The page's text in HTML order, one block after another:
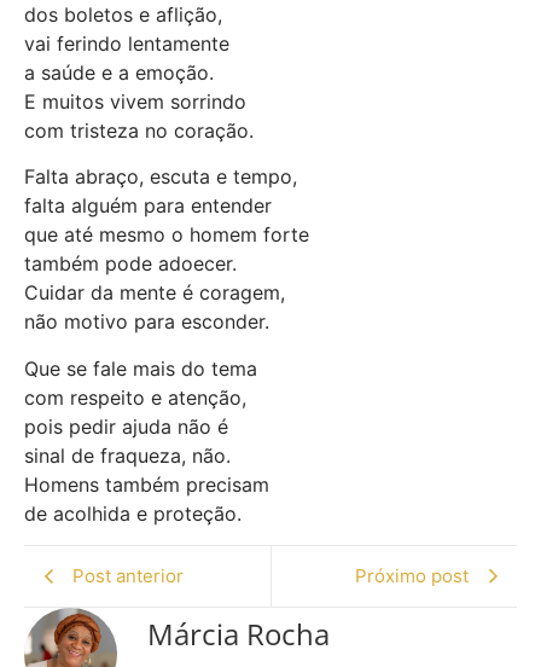
dos boletos e aflição,
vai ferindo lentamente
a saúde e a emoção.
E muitos vivem sorrindo
com tristeza no coração.
Falta abraço, escuta e tempo,
falta alguém para entender
que até mesmo o homem forte
também pode adoecer.
Cuidar da mente é coragem,
não motivo para esconder.
Que se fale mais do tema
com respeito e atenção,
pois pedir ajuda não é
sinal de fraqueza, não.
Homens também precisam
de acolhida e proteção.
Post anterior Próximo post
Márcia Rocha